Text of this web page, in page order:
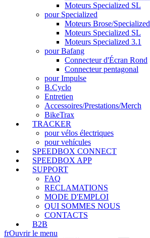
Moteurs Specialized SL
pour Specialized
Moteurs Brose/Specialized
Moteurs Specialized SL
Moteurs Specialized 3.1
pour Bafang
Connecteur d'Écran Rond
Connecteur pentagonal
pour Impulse
B.Cyclo
Entretien
Accessoires/Prestations/Merch
BikeTrax
TRACKER
pour vélos électriques
pour vehícules
SPEEDBOX CONNECT
SPEEDBOX APP
SUPPORT
FAQ
RECLAMATIONS
MODE D'EMPLOI
QUI SOMMES NOUS
CONTACTS
B2B
frOuvrir le menu